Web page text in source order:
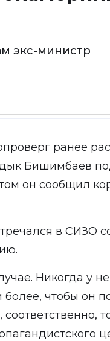
экс-министр
ранее
Бишимбаев
он сообщил
в СИЗО
Никогда у
чтобы он